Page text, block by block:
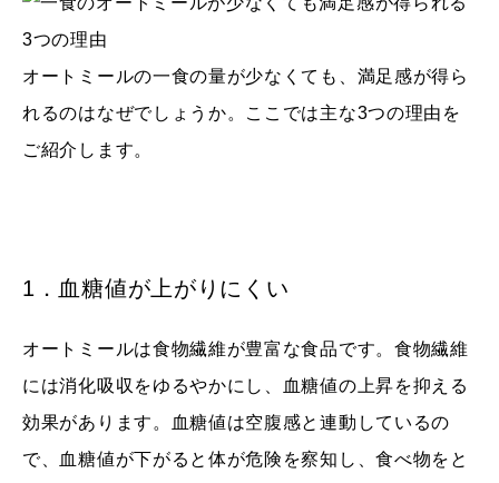
オートミールの一食の量が少なくても、満足感が得ら
れるのはなぜでしょうか。ここでは主な3つの理由を
ご紹介します。
1．血糖値が上がりにくい
オートミールは食物繊維が豊富な食品です。食物繊維
には消化吸収をゆるやかにし、血糖値の上昇を抑える
効果があります。血糖値は空腹感と連動しているの
で、血糖値が下がると体が危険を察知し、食べ物をと